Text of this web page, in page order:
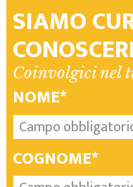
SIAMO
Coinvolgici nel
NOME*
COGNOME*